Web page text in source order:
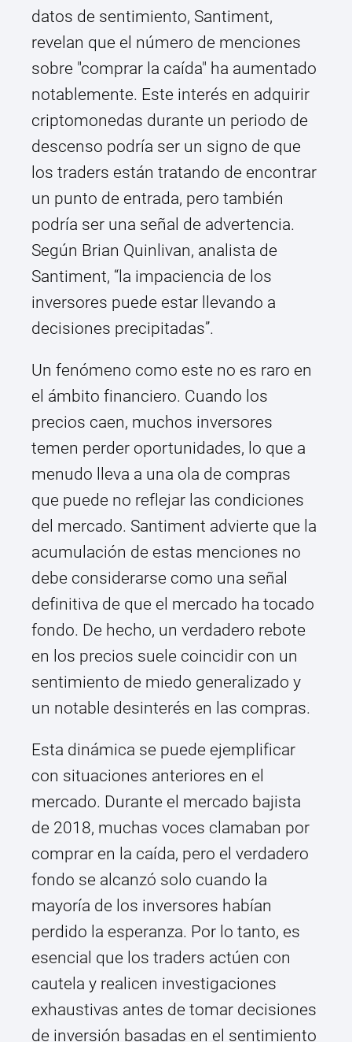
datos de sentimiento, Santiment,
revelan que el número de menciones
sobre "comprar la caída" ha aumentado
notablemente. Este interés en adquirir
criptomonedas durante un periodo de
descenso podría ser un signo de que
los traders están tratando de encontrar
un punto de entrada, pero también
podría ser una señal de advertencia.
Según Brian Quinlivan, analista de
Santiment, “la impaciencia de los
inversores puede estar llevando a
decisiones precipitadas”.
Un fenómeno como este no es raro en
el ámbito financiero. Cuando los
precios caen, muchos inversores
temen perder oportunidades, lo que a
menudo lleva a una ola de compras
que puede no reflejar las condiciones
del mercado. Santiment advierte que la
acumulación de estas menciones no
debe considerarse como una señal
definitiva de que el mercado ha tocado
fondo. De hecho, un verdadero rebote
en los precios suele coincidir con un
sentimiento de miedo generalizado y
un notable desinterés en las compras.
Esta dinámica se puede ejemplificar
con situaciones anteriores en el
mercado. Durante el mercado bajista
de 2018, muchas voces clamaban por
comprar en la caída, pero el verdadero
fondo se alcanzó solo cuando la
mayoría de los inversores habían
perdido la esperanza. Por lo tanto, es
esencial que los traders actúen con
cautela y realicen investigaciones
exhaustivas antes de tomar decisiones
de inversión basadas en el sentimiento